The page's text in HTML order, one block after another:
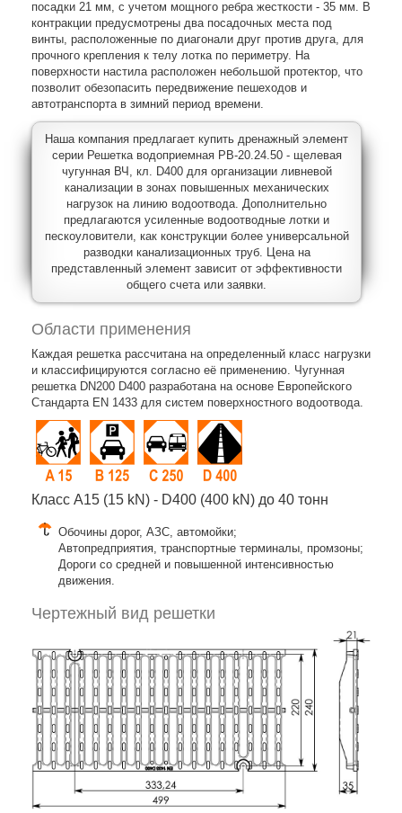
посадки 21 мм, с учетом мощного ребра жесткости - 35 мм. В
контракции предусмотрены два посадочных места под
винты, расположенные по диагонали друг против друга, для
прочного крепления к телу лотка по периметру. На
поверхности настила расположен небольшой протектор, что
позволит обезопасить передвижение пешеходов и
автотранспорта в зимний период времени.
Наша компания предлагает купить дренажный элемент
серии Решетка водоприемная РВ-20.24.50 - щелевая
чугунная ВЧ, кл. D400 для организации ливневой
канализации в зонах повышенных механических
нагрузок на линию водоотвода. Дополнительно
предлагаются усиленные водоотводные лотки и
пескоуловители, как конструкции более универсальной
разводки канализационных труб. Цена на
представленный элемент зависит от эффективности
общего счета или заявки.
Области применения
Каждая решетка рассчитана на определенный класс нагрузки
и классифицируются согласно её применению. Чугунная
решетка DN200 D400 разработана на основе Европейского
Стандарта EN 1433 для систем поверхностного водоотвода.
Класс A15 (15 kN) - D400 (400 kN) до 40 тонн
Обочины дорог, АЗС, автомойки;
Автопредприятия, транспортные терминалы, промзоны;
Дороги со средней и повышенной интенсивностью
движения.
Чертежный вид решетки